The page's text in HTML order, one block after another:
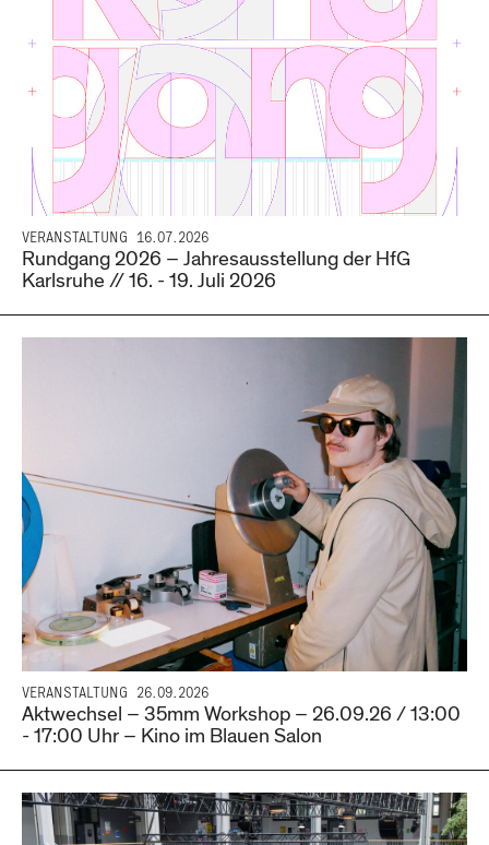
VERANSTALTUNG 16.07.2026
Rundgang 2026 – Jahresausstellung der HfG
Karlsruhe // 16. - 19. Juli 2026
VERANSTALTUNG 26.09.2026
Aktwechsel – 35mm Workshop – 26.09.26 / 13:00
- 17:00 Uhr – Kino im Blauen Salon